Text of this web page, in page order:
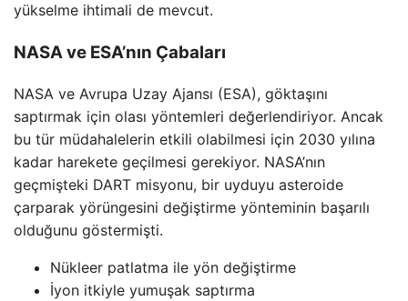
yükselme ihtimali de mevcut.
NASA ve ESA’nın Çabaları
NASA ve Avrupa Uzay Ajansı (ESA), göktaşını
saptırmak için olası yöntemleri değerlendiriyor. Ancak
bu tür müdahalelerin etkili olabilmesi için 2030 yılına
kadar harekete geçilmesi gerekiyor. NASA’nın
geçmişteki DART misyonu, bir uyduyu asteroide
çarparak yörüngesini değiştirme yönteminin başarılı
olduğunu göstermişti.
Nükleer patlatma ile yön değiştirme
İyon itkiyle yumuşak saptırma